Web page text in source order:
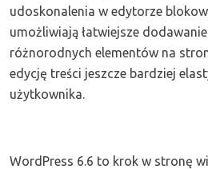
udoskonalenia w edytorze
umożliwiają łatwiejsze
różnorodnych elementów na
edycję treści jeszcze bardziej
użytkownika.
WordPress 6.6 to krok w stronę